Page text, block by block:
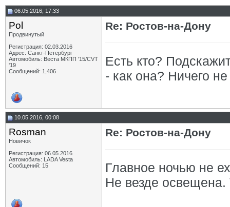
06.05.2016, 17:33
Pol
Продвинутый
Регистрация: 02.03.2016
Адрес: Санкт-Петербург
Автомобиль: Веста МКПП '15/CVT
'19
Сообщений: 1,406
Re: Ростов-на-Дону
Есть кто?
- как она? Ничего
10.05.2016, 00:08
Rosman
Новичок
Регистрация: 06.05.2016
Автомобиль: LADA Vesta
Сообщений: 15
Re: Ростов-на-Дону
Главное ночью не
Не везде освещена.